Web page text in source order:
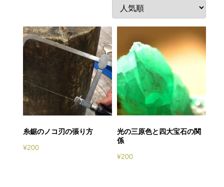
糸鋸のノコ刃の張り方
¥200
光の三原色と四大宝石の関
係
¥200